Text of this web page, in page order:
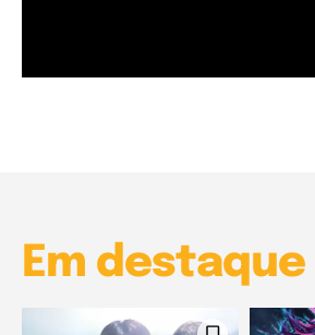
Em destaque